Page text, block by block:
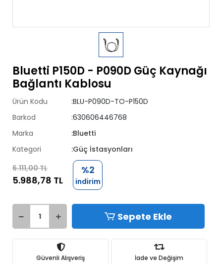
Bluetti P150D - P090D Güç Kaynağı
Bağlantı Kablosu
Ürün Kodu
:BLU-P090D-TO-P150D
Barkod
:630606446768
Marka
:Bluetti
Kategori
:Güç İstasyonları
6.111,00 TL
5.988,78 TL
%2
indirim
Sepete Ekle
Güvenli Alışveriş İade ve Değişim